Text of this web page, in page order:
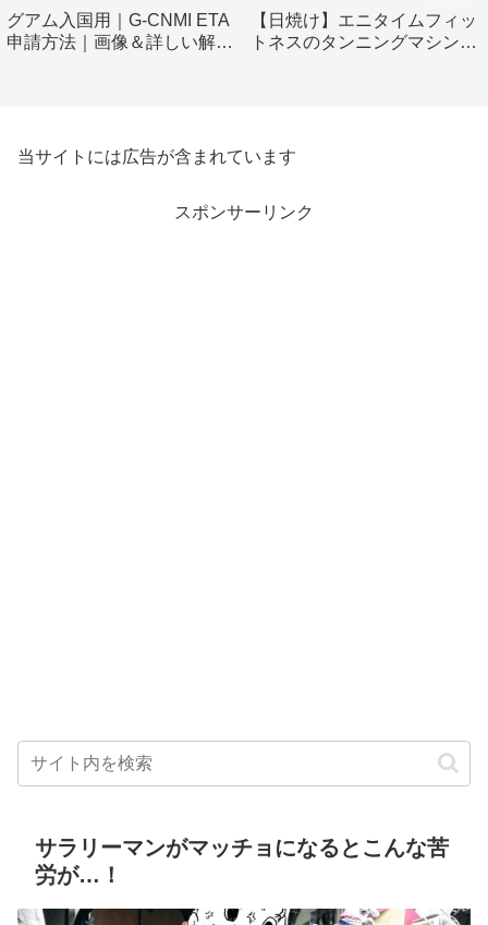
グアム入国用｜G-CNMI ETA
申請方法｜画像＆詳しい解説
【日焼け】エニタイムフィッ
トネスのタンニングマシン使
当サイトには広告が含まれています
スポンサーリンク
サラリーマンがマッチョになるとこんな苦
労が…！